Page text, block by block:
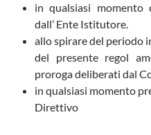
in qualsiasi momento
dall’ Ente Istitutore.
allo spirare del periodo
del presente regol
proroga deliberati dal
in qualsiasi momento
Direttivo